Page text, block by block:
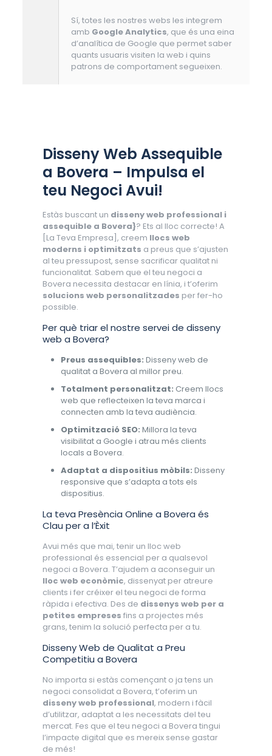
Sí, totes les nostres webs les integrem
amb Google Analytics, que és una eina
d’analítica de Google que permet saber
quants usuaris visiten la web i quins
patrons de comportament segueixen.
Disseny Web Assequible
a Bovera – Impulsa el
teu Negoci Avui!
Estàs buscant un disseny web professional i
assequible a Bovera}? Ets al lloc correcte! A
[La Teva Empresa], creem llocs web
moderns i optimitzats a preus que s’ajusten
al teu pressupost, sense sacrificar qualitat ni
funcionalitat. Sabem que el teu negoci a
Bovera necessita destacar en línia, i t’oferim
solucions web personalitzades per fer-ho
possible.
Per què triar el nostre servei de disseny
web a Bovera?
Preus assequibles: Disseny web de
qualitat a Bovera al millor preu.
Totalment personalitzat: Creem llocs
web que reflecteixen la teva marca i
connecten amb la teva audiència.
Optimització SEO: Millora la teva
visibilitat a Google i atrau més clients
locals a Bovera.
Adaptat a dispositius mòbils: Disseny
responsive que s’adapta a tots els
dispositius.
La teva Presència Online a Bovera és
Clau per a l’Èxit
Avui més que mai, tenir un lloc web
professional és essencial per a qualsevol
negoci a Bovera. T’ajudem a aconseguir un
lloc web econòmic, dissenyat per atreure
clients i fer créixer el teu negoci de forma
ràpida i efectiva. Des de dissenys web per a
petites empreses fins a projectes més
grans, tenim la solució perfecta per a tu.
Disseny Web de Qualitat a Preu
Competitiu a Bovera
No importa si estàs començant o ja tens un
negoci consolidat a Bovera, t’oferim un
disseny web professional, modern i fàcil
d’utilitzar, adaptat a les necessitats del teu
mercat. Fes que el teu negoci a Bovera tingui
l’impacte digital que es mereix sense gastar
de més!